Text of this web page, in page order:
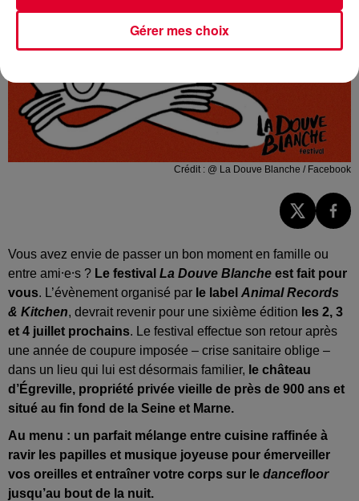
Crédit : @ La Douve Blanche / Facebook
Vous avez envie de passer un bon moment en famille ou
entre ami⸱e⸱s ? Le festival La Douve Blanche est fait pour
vous. L’évènement organisé par le label Animal Records
& Kitchen, devrait revenir pour une sixième édition les 2, 3
et 4 juillet prochains. Le festival effectue son retour après
une année de coupure imposée – crise sanitaire oblige –
dans un lieu qui lui est désormais familier, le château
d’Égreville, propriété privée vieille de près de 900 ans et
situé au fin fond de la Seine et Marne.
Au menu : un parfait mélange entre cuisine raffinée à
ravir les papilles et musique joyeuse pour émerveiller
vos oreilles et entraîner votre corps sur le dancefloor
jusqu’au bout de la nuit.
Gérer mes choix